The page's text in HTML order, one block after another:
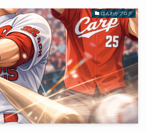
ほんわかブログ